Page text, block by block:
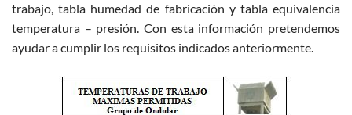
trabajo, tabla humedad de fabricación y tabla equivalencia
temperatura – presión. Con esta información pretendemos
ayudar a cumplir los requisitos indicados anteriormente.